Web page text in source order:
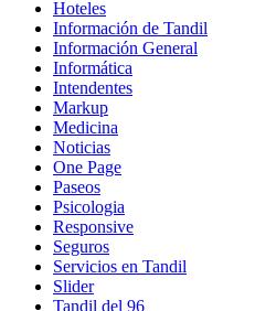
Hoteles
Información de Tandil
Información General
Informática
Intendentes
Markup
Medicina
Noticias
One Page
Paseos
Psicologia
Responsive
Seguros
Servicios en Tandil
Slider
Tandil del 96